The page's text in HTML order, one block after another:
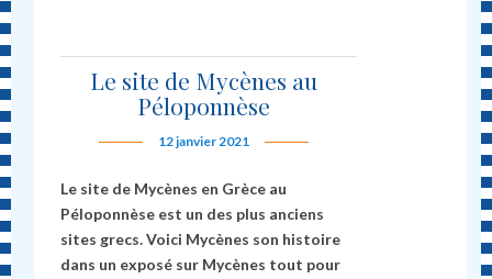
Le site de Mycènes au
Péloponnèse
12 janvier 2021
Le site de Mycènes en Grèce au
Péloponnèse est un des plus anciens
sites grecs. Voici Mycènes son histoire
dans un exposé sur Mycènes tout pour